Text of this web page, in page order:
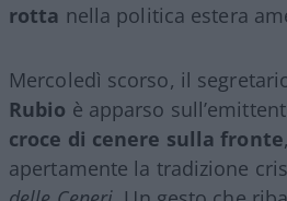
rotta nella politica estera
Mercoledì scorso, il
Rubio è apparso
croce di cenere sulla fronte
apertamente la tradizione